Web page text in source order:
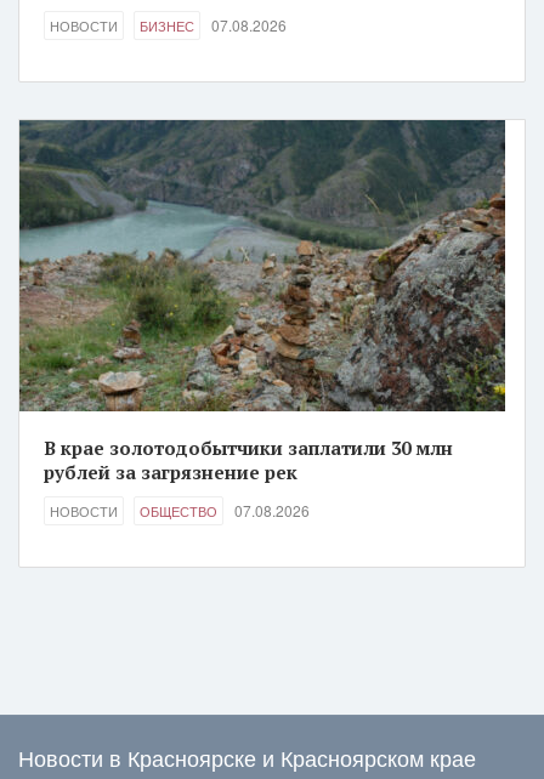
НОВОСТИ БИЗНЕС 07.08.2026
В крае золотодобытчики заплатили 30 млн
рублей за загрязнение рек
НОВОСТИ ОБЩЕСТВО 07.08.2026
Новости в Красноярске и Красноярском крае